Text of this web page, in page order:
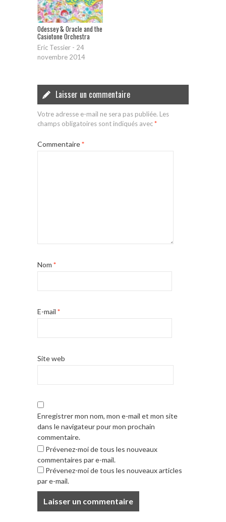
Odessey & Oracle and the
Casiotone Orchestra
Eric Tessier - 24
novembre 2014
Laisser un commentaire
Votre adresse e-mail ne sera pas publiée. Les
champs obligatoires sont indiqués avec*
Commentaire*
Nom *
E-mail *
Site web
Enregistrer mon nom, mon e-mail et mon site
dans le navigateur pour mon prochain
commentaire.
Prévenez-moi de tous les nouveaux
commentaires par e-mail.
Prévenez-moi de tous les nouveaux articles
par e-mail.